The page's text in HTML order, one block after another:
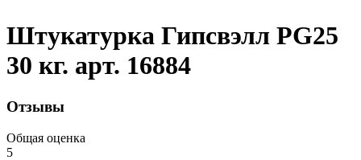
Штукатурка Гипсвэлл PG25
30 кг. арт. 16884
Отзывы
Общая оценка
5